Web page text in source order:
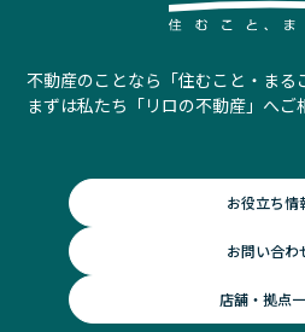
不動産のことなら「住むこと・まる
まずは私たち「リロの不動産」へご
お役立ち情
お問い合わ
店舗・拠点